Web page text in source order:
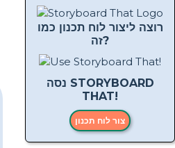
רוצה ליצור לוח תכנון כמו
זה?
נסה STORYBOARD
THAT!
צור לוח תכנון